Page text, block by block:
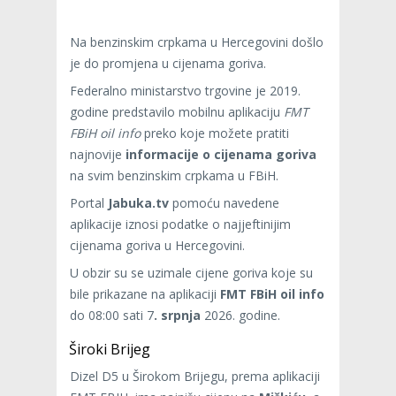
Na benzinskim crpkama u Hercegovini došlo
je do promjena u cijenama goriva.
Federalno ministarstvo trgovine je 2019.
godine predstavilo mobilnu aplikaciju FMT
FBiH oil infopreko koje možete pratiti
najnovije informacije o cijenama goriva
na svim benzinskim crpkama u FBiH.
Portal Jabuka.tv pomoću navedene
aplikacije iznosi podatke o najjeftinijim
cijenama goriva u Hercegovini.
U obzir su se uzimale cijene goriva koje su
bile prikazane na aplikaciji FMT FBiH oil info
do 08:00 sati 7. srpnja 2026. godine.
Široki Brijeg
Dizel D5 u Širokom Brijegu, prema aplikaciji